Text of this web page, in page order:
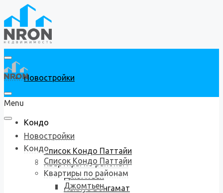
Новостройки
Кондо
Список Кондо Паттайи
Квартиры по районам
Джомтьен
Наклуа Вонгамат
Menu
Новостройки
Кондо
Список Кондо Паттайи
Квартиры по районам
Джомтьен